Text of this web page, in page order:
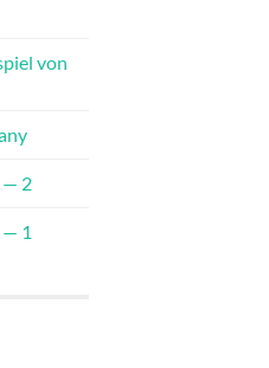
von
— 2
— 1